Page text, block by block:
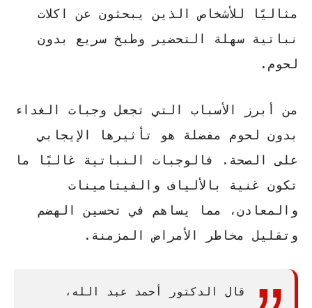
مثاليًا للأشخاص الذين يبحثون عن
اكلات
نباتية سهلة التحضير
وطبخ سريع بدون
لحوم .
من أبرز الأسباب التي تجعل وجبات الغداء
بدون لحوم مفضلة هو تأثيرها الإيجابي
على الصحة. فالوجبات النباتية غالبًا ما
تكون غنية بالألياف والفيتامينات
والمعادن، مما يساهم في تحسين الهضم
وتقليل مخاطر الأمراض المزمنة.
قال الدكتور أحمد عبد الله،